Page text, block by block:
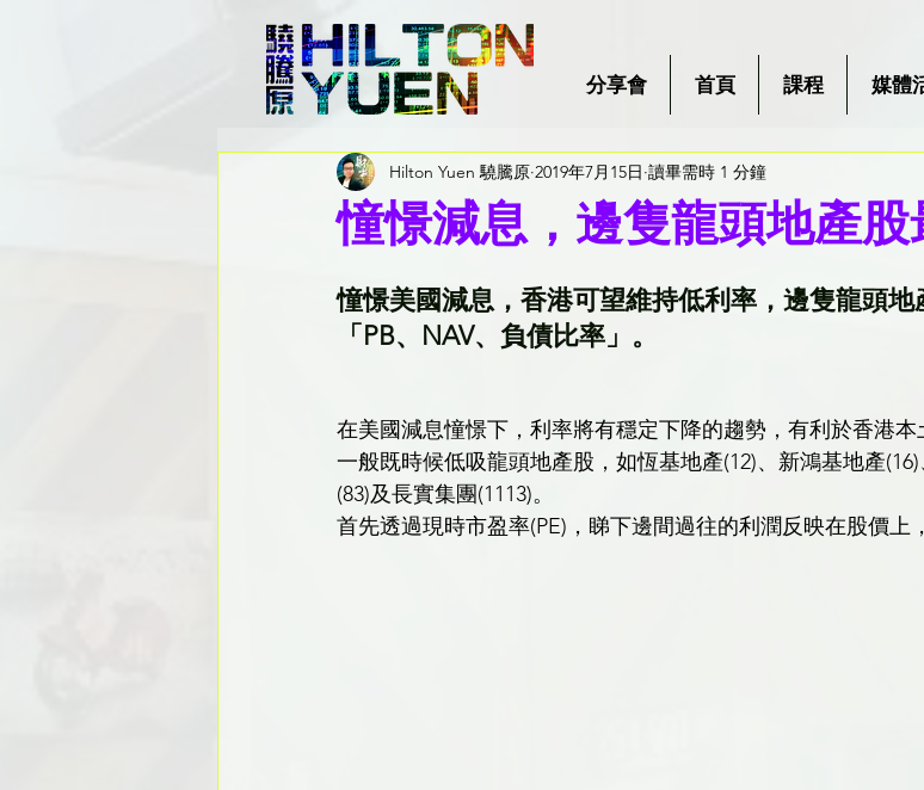
分享會 首頁 課程 媒體
憧憬減息，邊隻龍頭地產股
Hilton Yuen 驍騰原 2019年7月15日 讀畢需時 1 分鐘
憧憬美國減息，香港可望維持低利率，邊隻龍頭
「PB、NAV、負債比率」。
在美國減息憧憬下，利率將有穩定下降的趨勢，有利於香港
一般既時候低吸龍頭地產股，如恆基地產(12)、新鴻基地產
(83)及長實集團(1113)。
首先透過現時市盈率(PE)，睇下邊間過往的利潤反映在股價上